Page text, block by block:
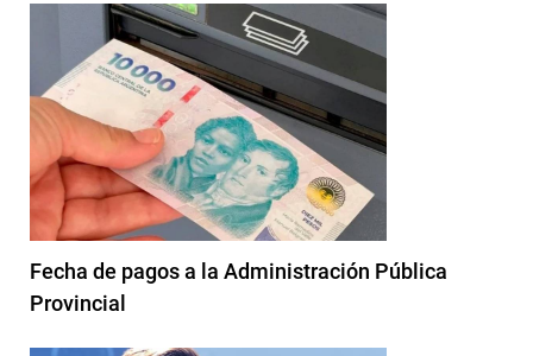
Fecha de pagos a la Administración Pública
Provincial